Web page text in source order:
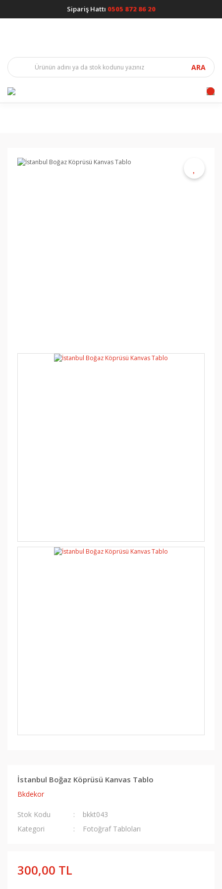
Sipariş Hattı 0505 872 86 20
ARA
İstanbul Boğaz Köprüsü Kanvas Tablo
Bkdekor
Stok Kodu
bkkt043
Kategori
Fotoğraf Tabloları
300,00 TL